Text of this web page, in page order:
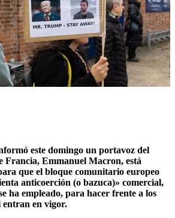
este domingo un portavoz del
Francia, Emmanuel Macron, está
que el bloque comunitario europeo
anticoerción (o bazuca)» comercial,
ha empleado, para hacer frente a los
entran en vigor.